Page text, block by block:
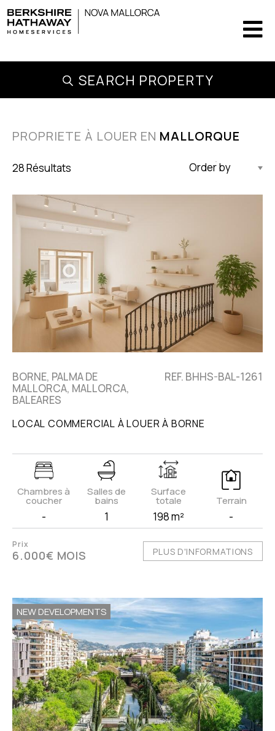
SEARCH PROPERTY
PROPRIETE À LOUER EN MALLORQUE
Mise À Jour Par Ordre Décroissant
28 Résultats
BORNE, PALMA DE
MALLORCA, MALLORCA,
BALEARES
REF. BHHS-BAL-1261
LOCAL COMMERCIAL À LOUER À BORNE
Chambres à
coucher
-
Salles de
bains
1
Surface
totale
198 m²
Terrain
-
Prix
6.000€ MOIS PLUS D'INFORMATIONS
NEW DEVELOPMENTS